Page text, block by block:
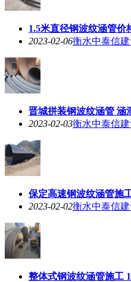
1.5米直径钢波纹涵管价
2023-02-06衡水中泰信
晋城拼装钢波纹涵管 涵
2023-02-03衡水中泰信
保定高速钢波纹涵管施
2023-02-02衡水中泰信
整体式钢波纹涵管施工